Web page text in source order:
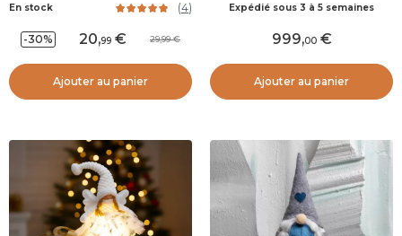
En stock (4)
-30% 20,99 29,99
Ajouter au panier
Expédié sous 3 à 5 semaines
999,00
Ajouter au panier